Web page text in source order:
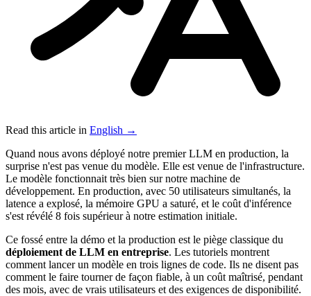
Read this article in English →
Quand nous avons déployé notre premier LLM en production, la
surprise n'est pas venue du modèle. Elle est venue de l'infrastructure.
Le modèle fonctionnait très bien sur notre machine de
développement. En production, avec 50 utilisateurs simultanés, la
latence a explosé, la mémoire GPU a saturé, et le coût d'inférence
s'est révélé 8 fois supérieur à notre estimation initiale.
Ce fossé entre la démo et la production est le piège classique du
déploiement de LLM en entreprise. Les tutoriels montrent
comment lancer un modèle en trois lignes de code. Ils ne disent pas
comment le faire tourner de façon fiable, à un coût maîtrisé, pendant
des mois, avec de vrais utilisateurs et des exigences de disponibilité.